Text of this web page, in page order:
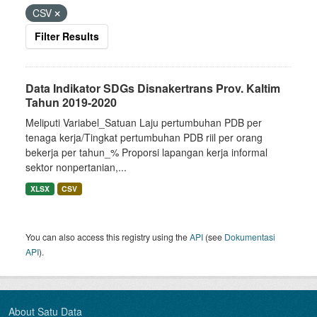
CSV
Filter Results
Data Indikator SDGs Disnakertrans Prov. Kaltim
Tahun 2019-2020
Meliputi Variabel_Satuan Laju pertumbuhan PDB per
tenaga kerja/Tingkat pertumbuhan PDB riil per orang
bekerja per tahun_% Proporsi lapangan kerja informal
sektor nonpertanian,...
XLSX CSV
You can also access this registry using theAPI (see Dokumentasi
API).
About Satu Data